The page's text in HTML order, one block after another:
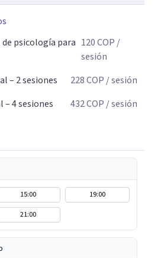
psicología para 120COP /
sesión
– 2 sesiones
228COP / sesión
– 4 sesiones
432COP / sesión
15:00
19:00
21:00